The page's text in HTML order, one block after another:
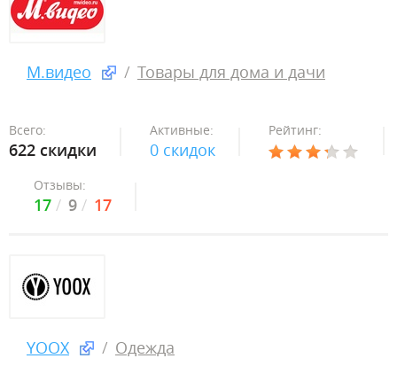
М.видео Товары для дома и дачи
Всего:
622 скидки
Активные:
0 скидок
Рейтинг:
Отзывы:
17 9 17
YOOX Одежда